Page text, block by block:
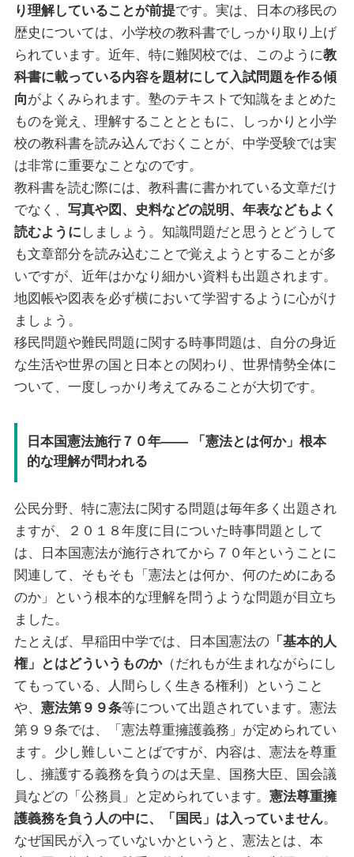
り理解していることが前提です。実は、日本の移民の
歴史については、小学校の教科書でしっかり取り上げ
られています。近年、特に難関校では、このように教
科書に載っている内容を題材にして入試問題を作る傾
向がよくみられます。塾のテキストで知識をまとめた
ものを覚え、理解することとともに、しっかりと小学
校の教科書を読み込んでおくことが、中学受験では実
は非常に重要なことなのです。
教科書を読む際には、教科書に書かれている文章だけ
でなく、 写真や図、史料などの説明、年表などもよく
読むように しましょう。知識問題だと思うとどうして
も文章部分を読み込むことで覚えようとすることが多
いですが、近年はかなり細かい資料も出題されます。
地図帳や図表を必ず横において学習するように心がけ
ましょう。
移民問題や難民問題に関する時事問題は、自分の身近
な生活や世界の国と日本との関わり、世界情勢全体に
ついて、一度しっかり考えてみることが大切です。
日本国憲法施行７０年—— 「憲法とは何か」根本
的な理解が問われる
公民分野、特に憲法に関する問題は毎年多く出題され
ますが、２０１８年度に目についた時事問題として
は、日本国憲法が施行されてから７０年ということに
関連して、そもそも「憲法とは何か、何のためにある
のか」という根本的な理解を問うような問題が目立ち
ました。
たとえば、早稲田中学では、日本国憲法の「基本的人
権」とはどういうものか（だれもが生まれながらにし
てもっている、人間らしく生きる権利）ということ
や、 憲法第９９条等について出題されています。憲法
第９９条では、「憲法尊重擁護義務」が定められてい
ます。少し難しいことばですが、内容は、憲法を尊重
し、擁護する義務を負うのは天皇、国務大臣、国会議
員などの「公務員」と定められています。 憲法尊重擁
護義務を負う人の中に、「国民」は入っていません。
なぜ国民が入っていないかというと、憲法とは、本